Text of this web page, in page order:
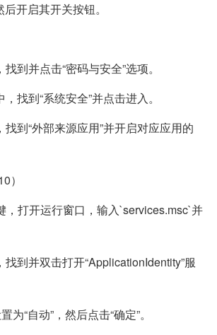
开启其开关按钮。
到并点击“密码与安全”选项。
找到“系统安全”并点击进入。
到“外部来源应用”并开启对应应用的
）
，打开运行窗口，输入`services.msc`并
到并双击打开“ApplicationIdentity”服
为“自动”，然后点击“确定”。